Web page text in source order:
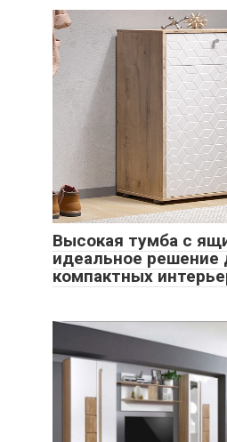
Высокая тумба с
идеальное решение
компактных